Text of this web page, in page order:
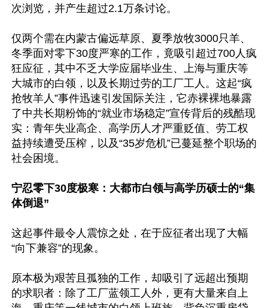
次浏览，并产生超过2.1万条讨论。
仅两个需在内蒙古偏远草原、夏季放牧3000只羊、
冬季面对零下30度严寒的工作，竟吸引超过700人疯
狂应征，其中不乏大学应届毕业生、上海与重庆等
大城市的白领，以及长期过劳的工厂工人。这起“疯
抢牧羊人”事件迅速引发国际关注，它赤裸裸地暴露
了中共长期粉饰的“就业市场稳定”宣传背后的残酷现
实：青年失业高企、高学历人才严重贬值、劳工权
益持续遭受压榨，以及“35岁危机”已蔓延整个职场的
社会困境。
宁忍零下30度极寒：大都市白领与高学历硕士的“集
体倒退”
这起事件最令人震惊之处，在于应征者出现了大幅
“向下兼容”的现象。
原本极为艰苦且孤独的工作，却吸引了远超出预期
的求职者：除了工厂蓝领工人外，更有大量来自上